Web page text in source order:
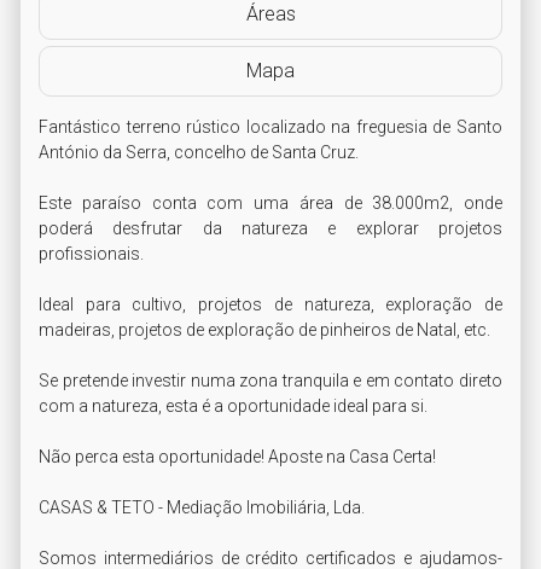
Áreas
Mapa
Fantástico terreno rústico localizado na freguesia de Santo
António da Serra, concelho de Santa Cruz.
Este paraíso conta com uma área de 38.000m2, onde
poderá desfrutar da natureza e explorar projetos
profissionais.
Ideal para cultivo, projetos de natureza, exploração de
madeiras, projetos de exploração de pinheiros de Natal, etc.
Se pretende investir numa zona tranquila e em contato direto
com a natureza, esta é a oportunidade ideal para si.
Não perca esta oportunidade! Aposte na Casa Certa!
CASAS & TETO - Mediação Imobiliária, Lda.
Somos intermediários de crédito certificados e ajudamos-